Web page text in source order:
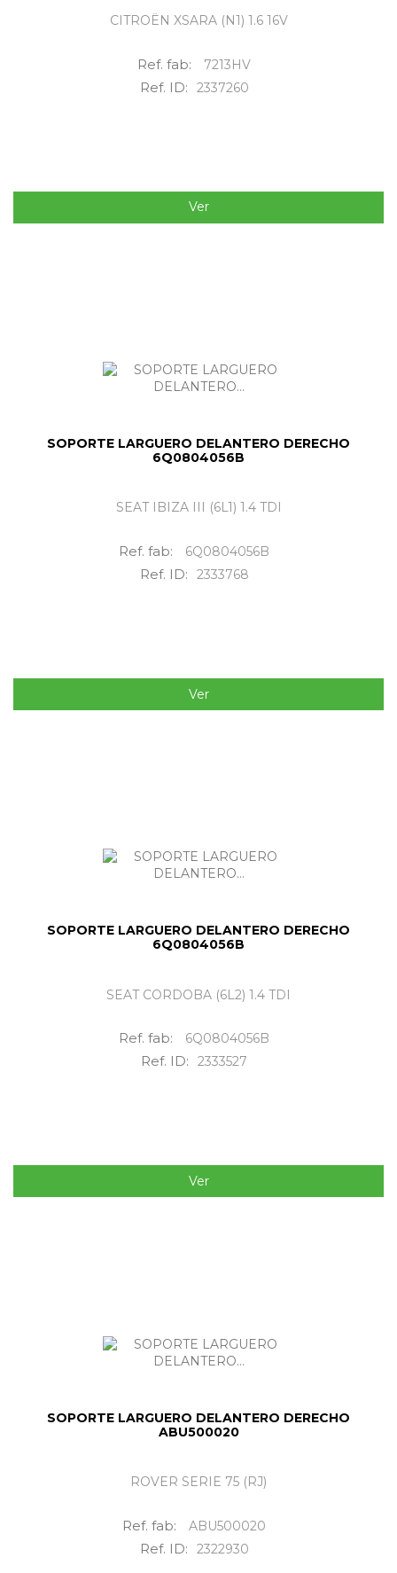
CITROËN XSARA (N1) 1.6 16V
Ref. fab: 7213HV
Ref. ID: 2337260
Ver
SOPORTE LARGUERO DELANTERO DERECHO
6Q0804056B
SEAT IBIZA III (6L1) 1.4 TDI
Ref. fab: 6Q0804056B
Ref. ID: 2333768
Ver
SOPORTE LARGUERO DELANTERO DERECHO
6Q0804056B
SEAT CORDOBA (6L2) 1.4 TDI
Ref. fab: 6Q0804056B
Ref. ID: 2333527
Ver
SOPORTE LARGUERO DELANTERO DERECHO
ABU500020
ROVER SERIE 75 (RJ)
Ref. fab: ABU500020
Ref. ID: 2322930